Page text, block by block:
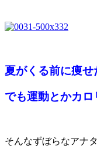
夏がくる前に痩せ
でも運動とかカロ
そんなずぼらなアナ